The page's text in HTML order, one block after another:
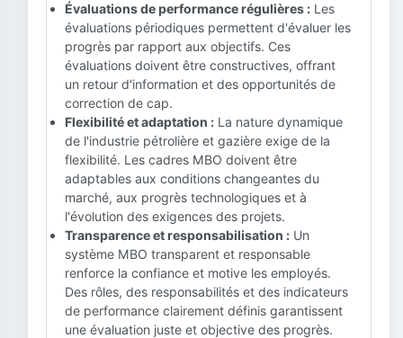
Évaluations de performance régulières : Les
évaluations périodiques permettent d'évaluer les
progrès par rapport aux objectifs. Ces
évaluations doivent être constructives, offrant
un retour d'information et des opportunités de
correction de cap.
Flexibilité et adaptation : La nature dynamique
de l'industrie pétrolière et gazière exige de la
flexibilité. Les cadres MBO doivent être
adaptables aux conditions changeantes du
marché, aux progrès technologiques et à
l'évolution des exigences des projets.
Transparence et responsabilisation : Un
système MBO transparent et responsable
renforce la confiance et motive les employés.
Des rôles, des responsabilités et des indicateurs
de performance clairement définis garantissent
une évaluation juste et objective des progrès.